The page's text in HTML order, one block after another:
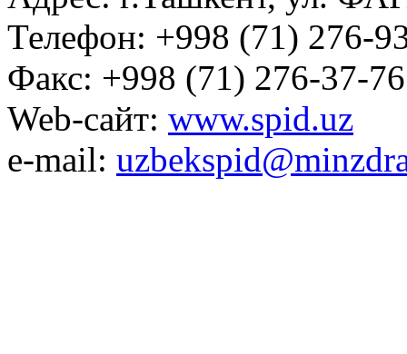
Телефон: +998 (71) 276-
Факс: +998 (71) 276-37-76
Web-сайт: www.spid.uz
e-mail: